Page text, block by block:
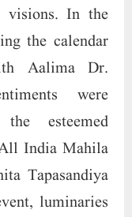
visions. In the
the calendar
Aalima Dr.
were
esteemed
India Mahila
Tapasandiya
luminaries